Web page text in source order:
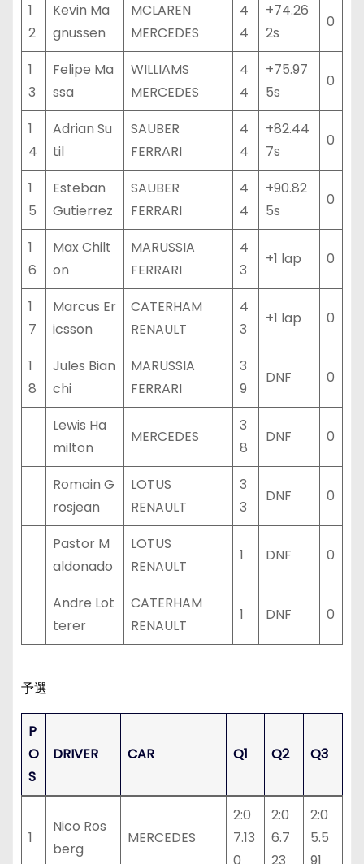
1
2
Kevin Ma
gnussen
MCLAREN
MERCEDES
4
4
+74.26
2s
0
1
3
Felipe Ma
ssa
WILLIAMS
MERCEDES
4
4
+75.97
5s
0
1
4
Adrian Su
til
SAUBER
FERRARI
4
4
+82.44
7s
0
1
5
Esteban
Gutierrez
SAUBER
FERRARI
4
4
+90.82
5s
0
1
6
Max Chilt
on
MARUSSIA
FERRARI
4
3
+1 lap 0
1
7
Marcus Er
icsson
CATERHAM
RENAULT
4
3
+1 lap 0
1
8
Jules Bian
chi
MARUSSIA
FERRARI
3
9
DNF 0
Lewis Ha
milton
MERCEDES
3
8
DNF 0
Romain G
rosjean
LOTUS
RENAULT
3
3
DNF 0
Pastor M
aldonado
LOTUS
RENAULT
1 DNF 0
Andre Lot
terer
CATERHAM
RENAULT
1 DNF 0
予選
P
O
S
DRIVER CAR Q1 Q2 Q3
1
Nico Ros
berg
MERCEDES
2:0
7.13
2:0
6.7
2:0
5.5